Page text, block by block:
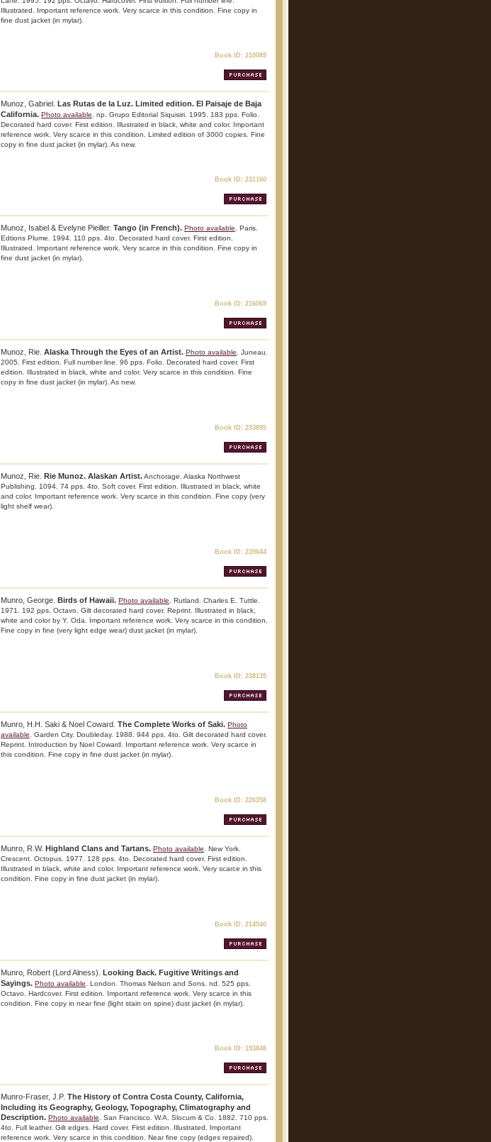
Illustrated. Important reference work. Very scarce in this condition. Fine copy in
fine dust jacket (in mylar).
Book ID: 210089
Munoz, Gabriel. Las Rutas de la Luz. Limited edition. El Paisaje de Baja
California. Photo available . np. Grupo Editorial Siquisiri. 1995. 183 pps. Folio.
Decorated hard cover. First edition. Illustrated in black, white and color. Important
reference work. Very scarce in this condition. Limited edition of 3000 copies. Fine
copy in fine dust jacket (in mylar). As new.
Book ID: 231160
Munoz, Isabel & Evelyne Pieiller. Tango (in French). Photo available . Paris.
Edtions Plume. 1994. 110 pps. 4to. Decorated hard cover. First edition.
Illustrated. Important reference work. Very scarce in this condition. Fine copy in
fine dust jacket (in mylar).
Book ID: 216069
Munoz, Rie. Alaska Through the Eyes of an Artist. Photo available . Juneau.
2005. First edition. Full number line. 96 pps. Folio. Decorated hard cover. First
edition. Illustrated in black, white and color. Very scarce in this condition. Fine
copy in fine dust jacket (in mylar). As new.
Book ID: 233895
Munoz, Rie. Rie Munoz. Alaskan Artist.Anchorage. Alaska Northwest
Publishing. 1094. 74 pps. 4to. Soft cover. First edition. Illustrated in black, white
and color. Important reference work. Very scarce in this condition. Fine copy (very
light shelf wear).
Book ID: 239644
Munro, George. Birds of Hawaii. Photo available . Rutland. Charles E. Tuttle.
1971. 192 pps. Octavo. Gilt decorated hard cover. Reprint. Illustrated in black,
white and color by Y. Oda. Important reference work. Very scarce in this condition.
Fine copy in fine (very light edge wear) dust jacket (in mylar).
Book ID: 238135
Munro, H.H. Saki & Noel Coward. The Complete Works of Saki. Photo
available . Garden City. Doubleday. 1988. 944 pps. 4to. Gilt decorated hard cover.
Reprint. Introduction by Noel Coward. Important reference work. Very scarce in
this condition. Fine copy in fine dust jacket (in mylar).
Book ID: 226358
Munro, R.W. Highland Clans and Tartans. Photo available . New York.
Crescent. Octopus. 1977. 128 pps. 4to. Decorated hard cover. First edition.
Illustrated in black, white and color. Important reference work. Very scarce in this
condition. Fine copy in fine dust jacket (in mylar).
Book ID: 214540
Munro, Robert (Lord Alness). Looking Back. Fugitive Writings and
Sayings. Photo available . London. Thomas Nelson and Sons. nd. 525 pps.
Octavo. Hardcover. First edition. Important reference work. Very scarce in this
condition. Fine copy in near fine (light stain on spine) dust jacket (in mylar).
Book ID: 193848
Munro-Fraser, J.P. The History of Contra Costa County, California,
Including its Geography, Geology, Topography, Climatography and
Description. Photo available . San Francisco. W.A. Slocum & Co. 1882. 710 pps.
4to. Full leather. Gilt edges. Hard cover. First edition. Illustrated. Important
reference work. Very scarce in this condition. Near fine copy (edges repaired).